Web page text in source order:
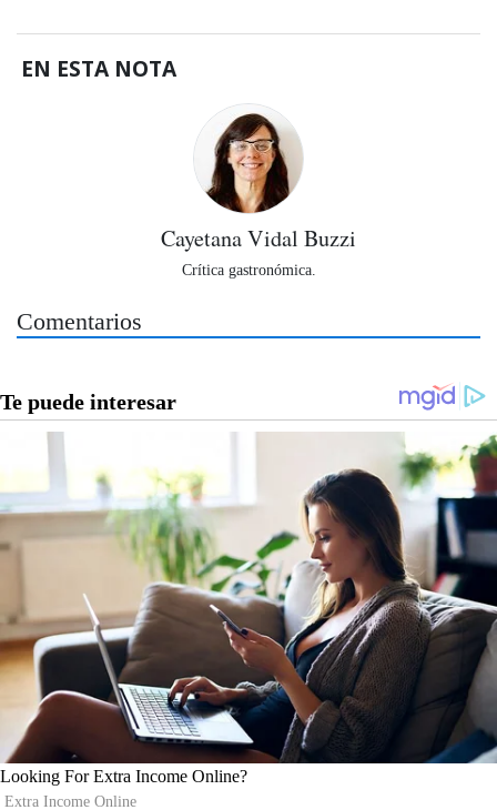
EN ESTA NOTA
Cayetana Vidal Buzzi
Crítica gastronómica.
Comentarios